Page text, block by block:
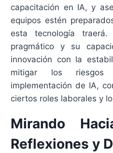
capacitación en IA, y
equipos estén
esta tecnología
pragmático y su
innovación con la
mitigar los
implementación de IA,
ciertos roles laborales y
Mirando
Reflexiones y